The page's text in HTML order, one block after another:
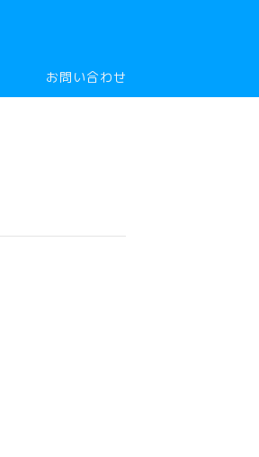
お問い合わせ